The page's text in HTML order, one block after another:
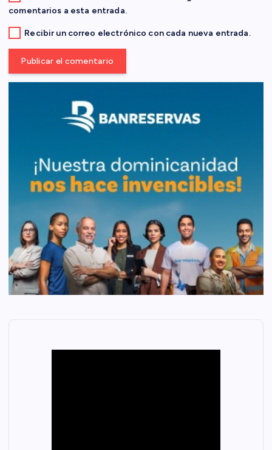
a
s
comentarios a esta entrada.
Recibir un correo electrónico con cada nueva entrada.